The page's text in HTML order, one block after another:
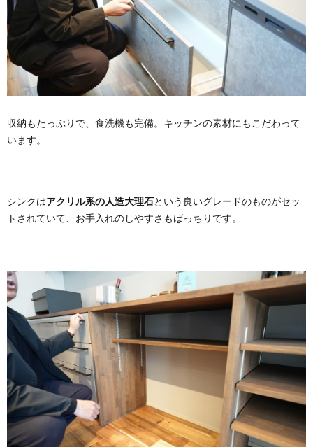
収納もたっぷりで、食洗機も完備。キッチンの素材にもこだわって
います。
シンクはアクリル系の人造大理石という良いグレードのものがセッ
トされていて、お手入れのしやすさもばっちりです。